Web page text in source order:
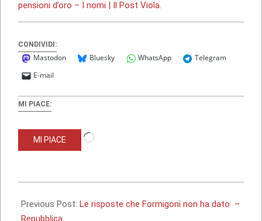
pensioni d’oro – I nomi | Il Post Viola
CONDIVIDI:
Mastodon Bluesky WhatsApp
Telegram
E-mail
MI PIACE:
MI PIACE
05-
06
Previous Post: Le risposte che Formigoni non ha dato –
Repubblica